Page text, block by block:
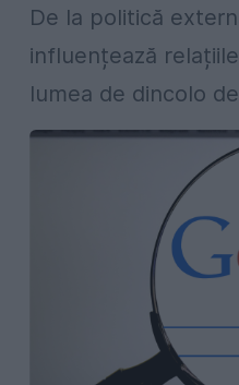
De la politică
influențează
lumea de dincolo